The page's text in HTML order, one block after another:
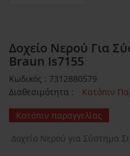
Δοχείο Νερού Για
Braun Is7155
Κωδικός : 7312880579
Διαθεσιμότητα :
Κατόπιν
Κατόπιν παραγγελίας
Δοχείο Νερού για Σύστημα